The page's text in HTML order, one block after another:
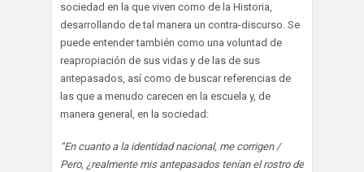
sociedad en la que viven como de la Historia,
desarrollando de tal manera un contra-discurso. Se
puede entender también como una voluntad de
reapropiación de sus vidas y de las de sus
antepasados, así como de buscar referencias de
las que a menudo carecen en la escuela y, de
manera general, en la sociedad:
“En cuanto a la identidad nacional, me corrigen /
Pero, ¿realmente mis antepasados tenían el rostro de